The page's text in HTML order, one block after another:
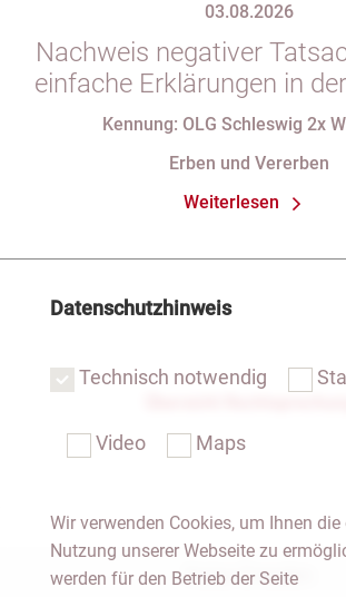
03.08.2026
Nachweis negativer
einfache Erklärungen in
§ 29 GBO (hier:
Kennung: OLG Schleswig 2x
Erben und Vererben
Weiterlesen
Notar Dresden
Datenschutzhinweis
Technisch notwendig
Video Maps
Wir verwenden Cookies, um Ihnen
Nutzung unserer Webseite zu
werden für den Betrieb der Seite